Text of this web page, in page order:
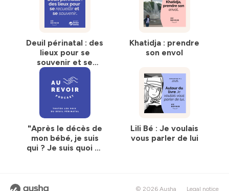
Deuil périnatal : des
lieux pour se
souvenir et se
recueillir (en
partenariat avec
l'association Petite
Emilie)
Khatidja : prendre
son envol
"Après le décès de
mon bébé, je suis
qui ? Je suis quoi ?"
Lili Bé : Je voulais
vous parler de lui
© 2026 Ausha Legal notice